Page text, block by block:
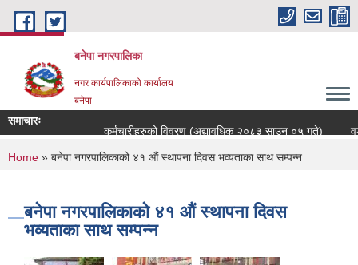
Skip to main content
बनेपा नगरपालिका
नगर कार्यपालिकाको कार्यालय
बनेपा
समाचारः
कर्मचारीहरुको विवरण (अद्यावधिक २०८३ साउन ०५ गते)
You are here
Home » बनेपा नगरपालिकाको ४१ औं स्थापना दिवस भव्यताका साथ सम्पन्न
बनेपा नगरपालिकाको ४१ औं स्थापना दिवस
भव्यताका साथ सम्पन्न